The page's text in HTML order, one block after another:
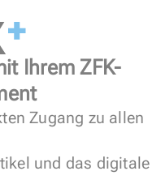
Ihrem ZFK-
Zugang zu allen
und das digitale